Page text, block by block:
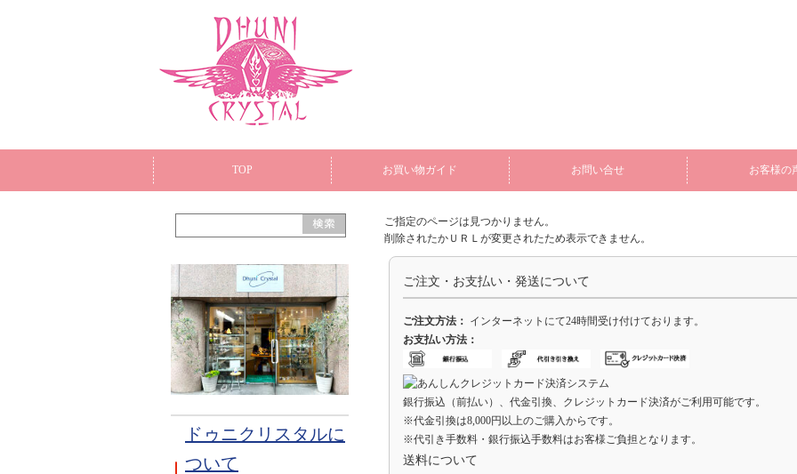
TOP お買い物ガイド お問い合せ お客様の
ご指定のページは見つかりません。
削除されたかＵＲＬが変更されたため表示できません。
ご注文・お支払い・発送について
ご注文方法： インターネットにて24時間受け付けております。
お支払い方法：
銀行振込（前払い）、代金引換、クレジットカード決済がご利用可能です。
※代金引換は8,000円以上のご購入からです。
※代引き手数料・銀行振込手数料はお客様ご負担となります。
送料について
ドゥニクリスタルに
ついて